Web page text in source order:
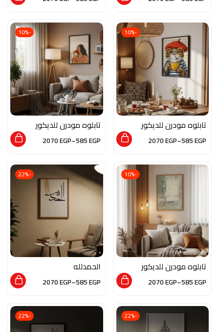
-10%
تابلوه مودرن للديكور
من الخشب الطبيعي و
الزجاج بلمسه من الفن
585EGP
–
2070EGP
-10%
تابلوه مودرن للديكور
من الخشب الطبيعي و
الزجاج بلمسه من الفن
585EGP
–
2070EGP
-10%
تابلوه مودرن للديكور
من الخشب الطبيعي و
الزجاج بلمسه من الفن
585EGP
–
2070EGP
-22%
الحمدلله
585EGP
–
2070EGP
-22%
-22%